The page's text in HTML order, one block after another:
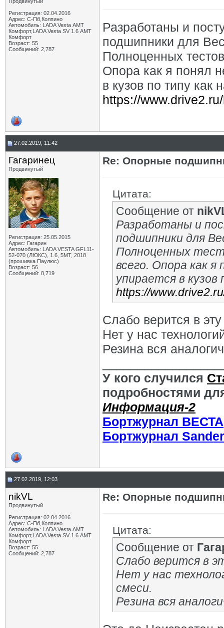
Регистрация: 02.04.2016
Адрес: С-Пб,Колпино
Автомобиль: LADA Vesta АМТ
Комфорт,LADA Vesta SV 1.6 АМТ
Комфорт
Возраст: 55
Сообщений: 2,787
Разработаны и
подшипники для
Полноценных
Опора как я понял
в кузов по типу как
https://
27.02.2019, 11:42
Гагаринец
Продвинутый
Регистрация: 25.05.2015
Адрес: Гагарин
Автомобиль: LADA VESTA GFL11-
52-070 (ЛЮКС), 1.6, 5МТ, 2018
(прошивка Паулюс)
Возраст: 56
Сообщений: 8,719
Re: Опорные
Цитата:
Сообщение от
Разработаны и
подшипники для
Полноценных
всего. Опора как
упирается в кузов
https://
Слабо верится в
Нет у нас
Резина вся
У кого случился
подробностями
Информация-2
Бортжурнал ВЕСТА
Бортжурнал
27.02.2019, 12:03
nikVL
Продвинутый
Регистрация: 02.04.2016
Адрес: С-Пб,Колпино
Автомобиль: LADA Vesta АМТ
Комфорт,LADA Vesta SV 1.6 АМТ
Комфорт
Возраст: 55
Сообщений: 2,787
Re: Опорные
Цитата:
Сообщение от
Слабо верится в
Нет у нас
смеси.
Резина вся